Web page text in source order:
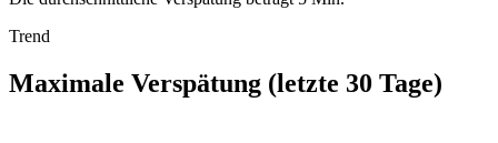
Trend
Maximale Verspätung (letzte 30 Tage)